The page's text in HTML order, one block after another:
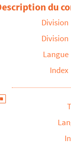
Troyes et de la
la famille
XVIII
vifs faite à
Magdelaine,
1654)
du
Division
Division
Langue
Index